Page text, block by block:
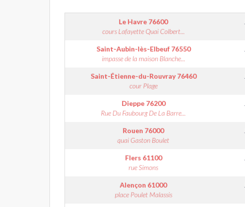
Le Havre 76600
cours Lafayette Quai Colbert...
Saint-Aubin-lès-Elbeuf 76550
impasse de la maison Blanche...
Saint-Étienne-du-Rouvray76460
cour Plage
Dieppe 76200
Rue Du Faubourg De La Barre...
Rouen 76000
quai Gaston Boulet
Flers 61100
rue Simons
Alençon 61000
place Poulet Malassis